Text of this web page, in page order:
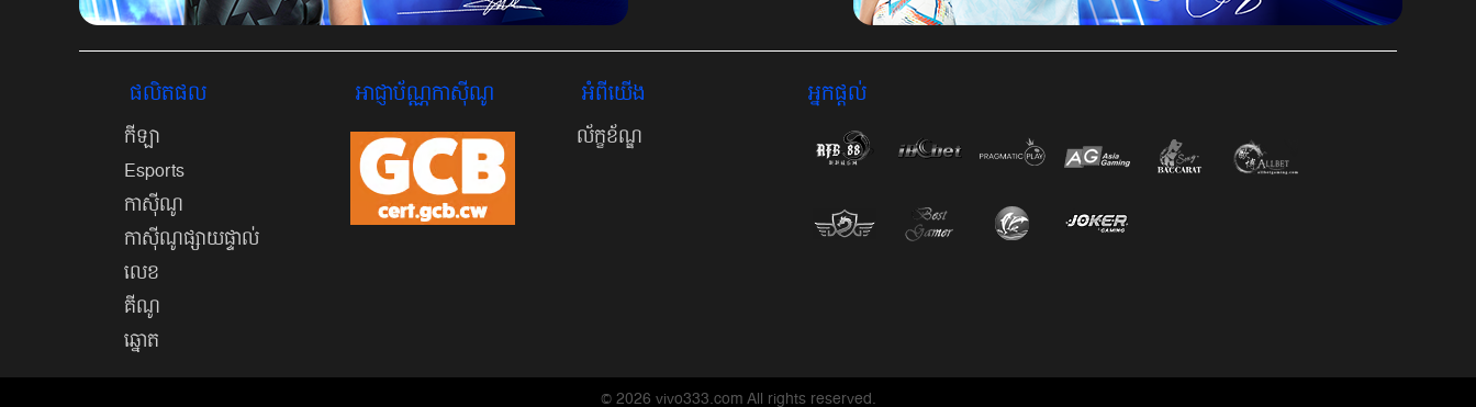
ផលិតផល
កីឡា
Esports
កាស៊ីណូ
កាស៊ីណូផ្សាយផ្ទាល់
លេខ
គីណូ
ឆ្នោត
អាជ្ញាប័ណ្ណកាសុីណូ អំពី​យើង
ល័ក្ខខ័ណ្ឌ
អ្នកផ្តល់
© 2026 vivo333.com All rights reserved.